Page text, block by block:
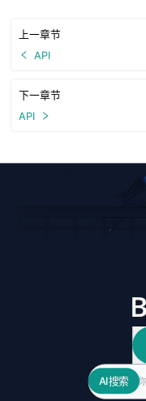
上一章节
API
下一章节
API
Search
AI搜索